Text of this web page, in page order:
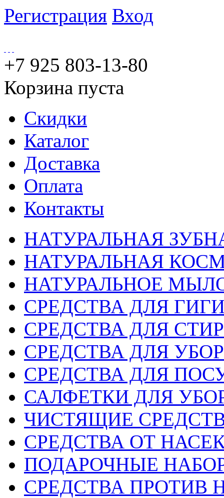
Регистрация Вход
+7 925 803-13-80
Корзина пуста
Скидки
Каталог
Доставка
Оплата
Контакты
НАТУРАЛЬНАЯ
НАТУРАЛЬНАЯ
НАТУРАЛЬНОЕ
СРЕДСТВА ДЛЯ
СРЕДСТВА ДЛЯ
СРЕДСТВА ДЛЯ
СРЕДСТВА ДЛЯ
САЛФЕТКИ ДЛЯ
ЧИСТЯЩИЕ
СРЕДСТВА ОТ
ПОДАРОЧНЫЕ
СРЕДСТВА ПРОТИВ